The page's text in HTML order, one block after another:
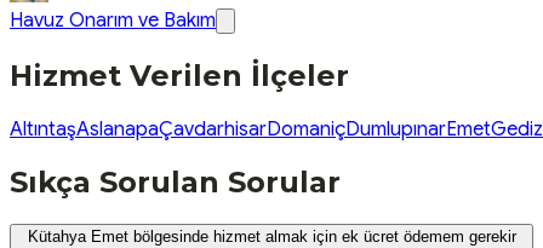
Havuz Onarım ve Bakım
Hizmet Verilen İlçeler
AltıntaşAslanapaÇavdarhisarDomaniçDumlupınarEmetGediz
Sıkça Sorulan Sorular
Kütahya Emet bölgesinde hizmet almak için ek ücret ödemem gerekir